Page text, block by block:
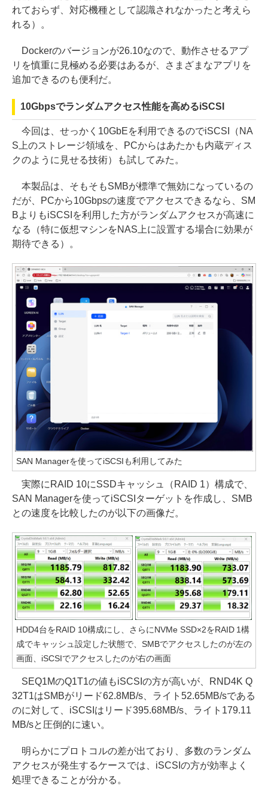
れておらず、対応機種として認識されなかったと考えら
れる）。
Dockerのバージョンが26.10なので、動作させるアプ
リを慎重に見極める必要はあるが、さまざまなアプリを
追加できるのも便利だ。
10Gbpsでランダムアクセス性能を高めるiSCSI
今回は、せっかく10GbEを利用できるのでiSCSI（NA
S上のストレージ領域を、PCからはあたかも内蔵ディス
クのように見せる技術）も試してみた。
本製品は、そもそもSMBが標準で無効になっているの
だが、PCから10Gbpsの速度でアクセスできるなら、SM
BよりもiSCSIを利用した方がランダムアクセスが高速に
なる（特に仮想マシンをNAS上に設置する場合に効果が
期待できる）。
SAN Managerを使ってiSCSIも利用してみた
実際にRAID 10にSSDキャッシュ（RAID 1）構成で、
SAN Managerを使ってiSCSIターゲットを作成し、SMB
との速度を比較したのが以下の画像だ。
HDD4台をRAID 10構成にし、さらにNVMe SSD×2をRAID 1構
成でキャッシュ設定した状態で、SMBでアクセスしたのが左の
画面、iSCSIでアクセスしたのが右の画面
SEQ1MのQ1T1の値もiSCSIの方が高いが、RND4K Q
32T1はSMBがリード62.8MB/s、ライト52.65MB/sである
のに対して、iSCSIはリード395.68MB/s、ライト179.11
MB/sと圧倒的に速い。
明らかにプロトコルの差が出ており、多数のランダム
アクセスが発生するケースでは、iSCSIの方が効率よく
処理できることが分かる。